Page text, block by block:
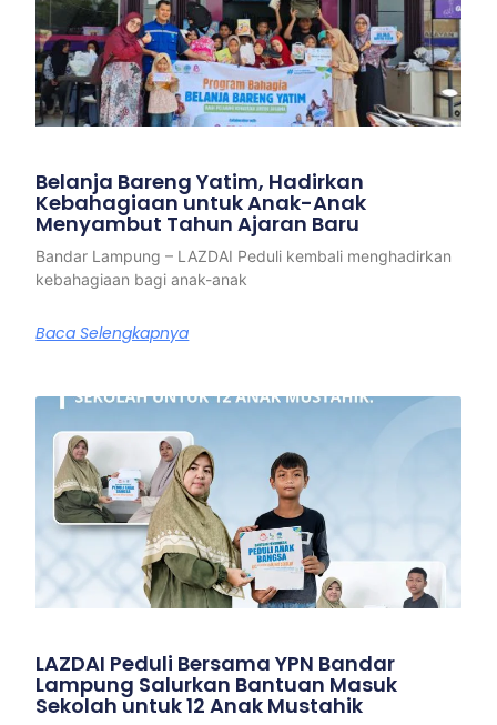
Belanja Bareng Yatim, Hadirkan
Kebahagiaan untuk Anak-Anak
Menyambut Tahun Ajaran Baru
Bandar Lampung – LAZDAI Peduli kembali menghadirkan
kebahagiaan bagi anak-anak
Baca Selengkapnya
LAZDAI Peduli Bersama YPN Bandar
Lampung Salurkan Bantuan Masuk
Sekolah untuk 12 Anak Mustahik